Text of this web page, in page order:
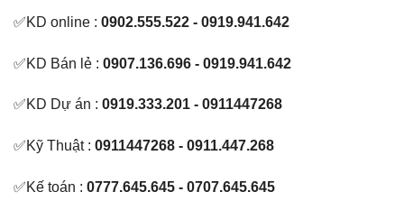
✅KD online : 0902.555.522 - 0919.941.642
✅KD Bán lẻ : 0907.136.696 - 0919.941.642
✅KD Dự án : 0919.333.201 - 0911447268
✅Kỹ Thuật : 0911447268 - 0911.447.268
✅Kế toán : 0777.645.645 - 0707.645.645